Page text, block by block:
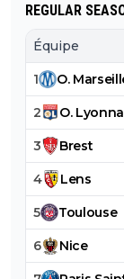
REGULAR
Équipe
1 O.
2 O.
3 Brest
4 Lens
5 Toulouse
6 Nice